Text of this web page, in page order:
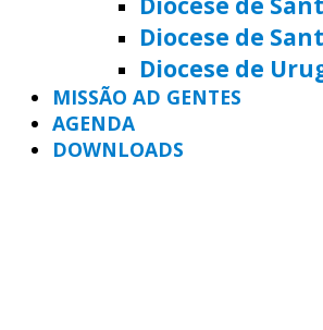
Diocese de
Diocese de
MISSÃO AD GENTES
AGENDA
DOWNLOADS